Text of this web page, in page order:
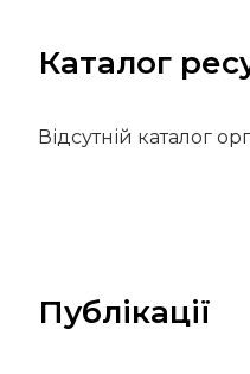
Каталог
Відсутній каталог
Публікації